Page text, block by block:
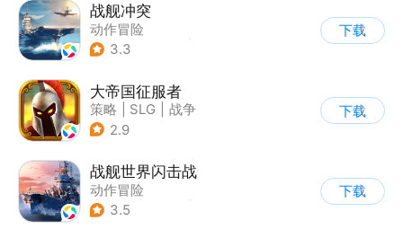
战舰冲突
动作冒险
| 第三人称射击
3.3
下载
大帝国征服者
策略 SLG
战争
| 帝国时代
2.9
下载
战舰世界闪击战
动作冒险
| 第三人称射击
3.5
下载